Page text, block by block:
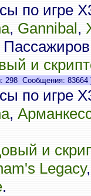
по игре
, Gannibal,
и
Сообщения: 83664
по игре
,
и
Legacy
.